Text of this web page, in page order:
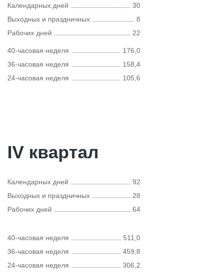
Календарных дней
30
Выходных и праздничных
8
Рабочих дней
22
40-часовая неделя
176,0
36-часовая неделя
158,4
24-часовая неделя
105,6
IV квартал
Календарных дней
92
Выходных и праздничных
28
Рабочих дней
64
40-часовая неделя
511,0
36-часовая неделя
459,8
24-часовая неделя
306,2